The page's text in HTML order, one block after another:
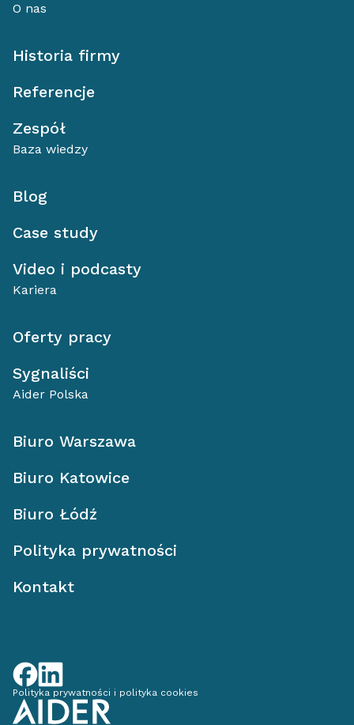
O nas
Historia firmy
Referencje
Zespół
Baza wiedzy
Blog
Case study
Video i podcasty
Kariera
Oferty pracy
Sygnaliści
Aider Polska
Biuro Warszawa
Biuro Katowice
Biuro Łódź
Polityka prywatności
Kontakt
Polityka prywatności i polityka cookies